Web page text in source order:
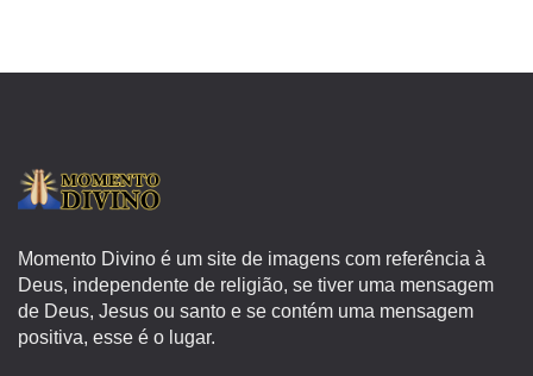
Momento Divino é um site de imagens com referência à
Deus, independente de religião, se tiver uma mensagem
de Deus, Jesus ou santo e se contém uma mensagem
positiva, esse é o lugar.